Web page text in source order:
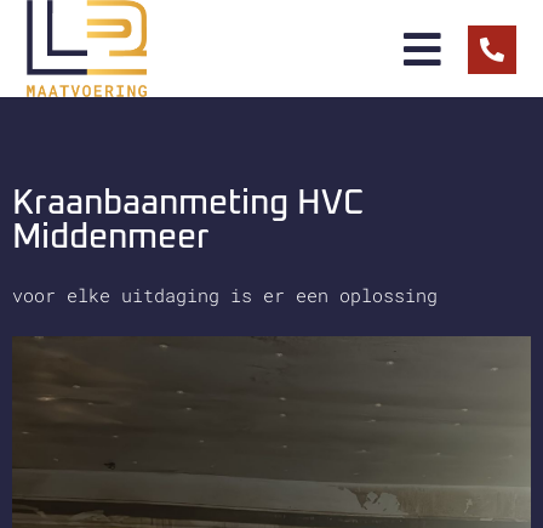
Kraanbaanmeting HVC
Middenmeer
voor elke uitdaging is er een oplossing